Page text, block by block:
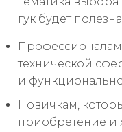
гук будет
технической
и
Новичкам,
приобретение и